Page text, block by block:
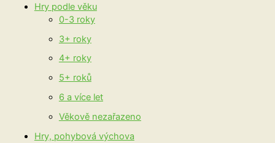
Hry podle věku
0-3 roky
3+ roky
4+ roky
5+ roků
6 a více let
Věkově nezařazeno
Hry, pohybová výchova